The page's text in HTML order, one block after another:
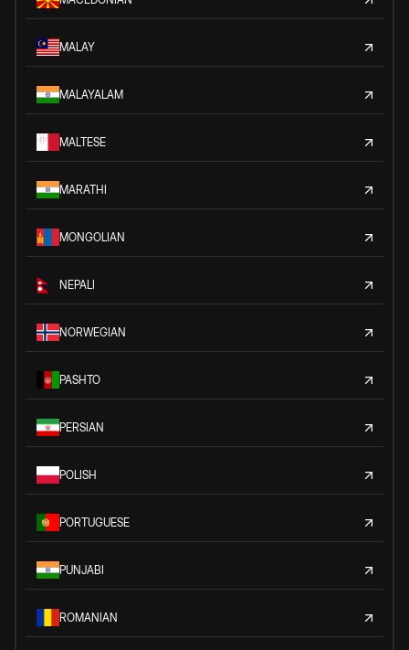
MALAY
MALAYALAM
MALTESE
MARATHI
MONGOLIAN
NEPALI
NORWEGIAN
PASHTO
PERSIAN
POLISH
PORTUGUESE
PUNJABI
ROMANIAN